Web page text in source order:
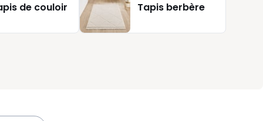
de couloir Tapis berbère